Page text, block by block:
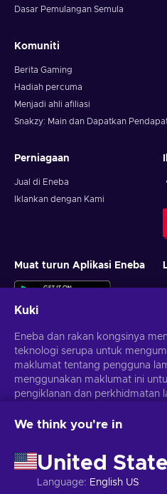
Dasar Pemulangan Semula
Komuniti
Berita Gaming
Hadiah percuma
Menjadi ahli afiliasi
Snakzy: Main dan Dapatkan
Perniagaan
Jual di Eneba
Iklankan dengan Kami
Muat turun Aplikasi Eneba
Dapatkan tawaran permainan
Privasi untuk maklumat lanjut
Kuki
Eneba dan rakan kongsinya
teknologi serupa untuk
maklumat tentang pengguna
menggunakan maklumat ini
pengiklanan dan perkhidmatan
iklan.
penggunaan teknologi ini oleh
Anda boleh melaraskan
'Sesuaikan'.
We think you're in
United
Language: English US